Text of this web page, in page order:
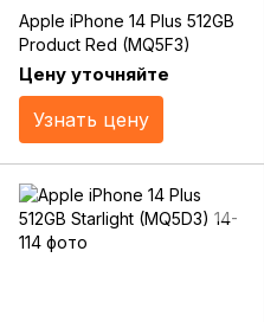
Apple iPhone 14 Plus 512GB
Product Red (MQ5F3)
Цену уточняйте
Узнать цену